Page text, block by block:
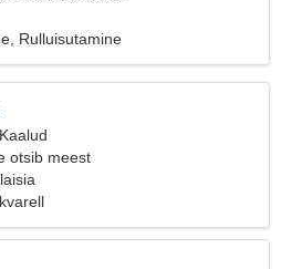
Rulluisutamine
otsib meest